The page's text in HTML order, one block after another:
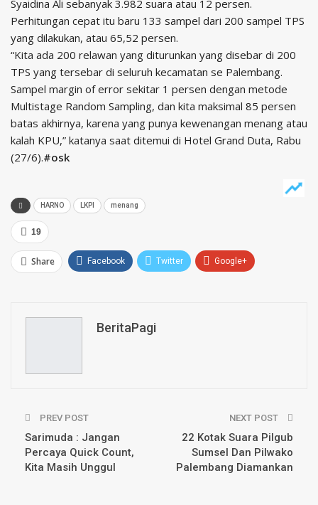
Syaidina Ali sebanyak 3.982 suara atau 12 persen.
Perhitungan cepat itu baru 133 sampel dari 200 sampel TPS
yang dilakukan, atau 65,52 persen.
“Kita ada 200 relawan yang diturunkan yang disebar di 200
TPS yang tersebar di seluruh kecamatan se Palembang.
Sampel margin of error sekitar 1 persen dengan metode
Multistage Random Sampling, dan kita maksimal 85 persen
batas akhirnya, karena yang punya kewenangan menang atau
kalah KPU,” katanya saat ditemui di Hotel Grand Duta, Rabu
(27/6).#osk
HARNO LKPI menang
19
Share Facebook Twitter Google+
Email
BeritaPagi
PREV POST
Sarimuda : Jangan
Percaya Quick Count,
Kita Masih Unggul
NEXT POST
22 Kotak Suara Pilgub
Sumsel Dan Pilwako
Palembang Diamankan